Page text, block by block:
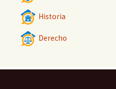
Historia
Derecho